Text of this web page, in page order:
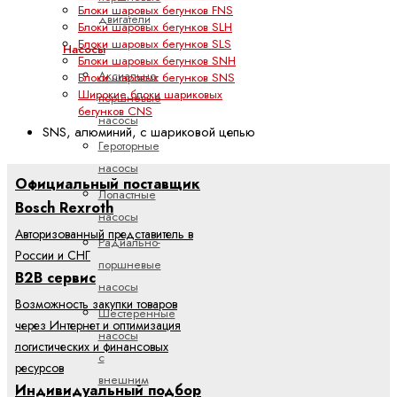
двигатели
Насосы
Аксиально-
поршневые
насосы
Героторные
насосы
Лопастные
насосы
Радиально-
поршневые
насосы
Шестеренные
насосы
с
внешним
Блоки шаровых бегунков FNS
Блоки шаровых бегунков SLH
Блоки шаровых бегунков SLS
Блоки шаровых бегунков SNH
Блоки шаровых бегунков SNS
Широкие блоки шариковых
бегунков CNS
SNS, алюминий, с шариковой цепью
Официальный поставщик
Bosch Rexroth
Авторизованный представитель в
России и СНГ
B2B сервис
Возможность закупки товаров
через Интернет и оптимизация
логистических и финансовых
ресурсов
Индивидуальный подбор